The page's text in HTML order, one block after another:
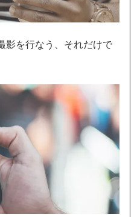
影を行なう、それだけで